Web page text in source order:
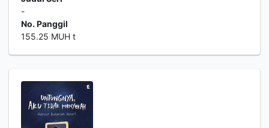
-
No. Panggil
155.25 MUH t